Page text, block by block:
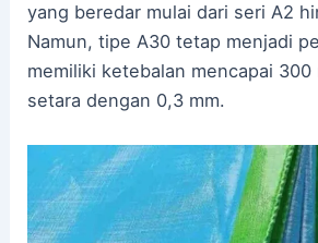
yang beredar mulai dari seri A2
Namun, tipe A30 tetap menjadi
memiliki ketebalan mencapai 300
setara dengan 0,3 mm.